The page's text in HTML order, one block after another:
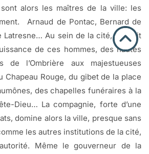
alors les maîtres de la ville: les
Arnaud de Pontac, Bernard de
Latresne… Au sein de la cité, tout dit
de ces hommes, des hautes
de l’Ombrière aux majestueuses
Chapeau Rouge, du gibet de la place
des chapelles funéraires à la
Dieu… La compagnie, forte d’une
domine alors la ville, presque sans
les autres institutions de la cité,
Même le gouverneur de la